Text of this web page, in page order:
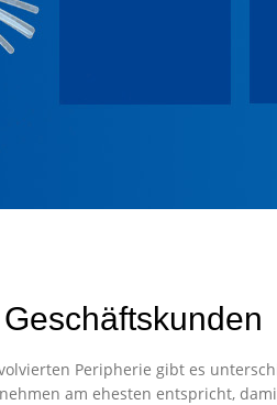
Peripherie gibt es
am ehesten entspricht,